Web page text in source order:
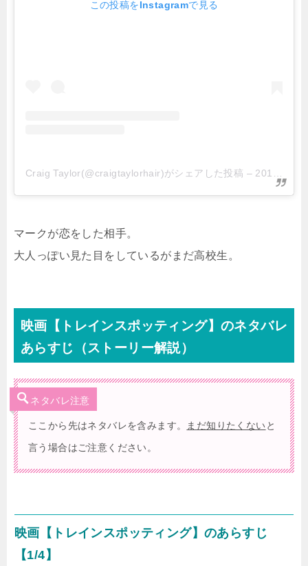
この投稿をInstagramで見る
Craig Taylor(@craigtaylorhair)がシェアした投稿 – 2018年 8月月23日午後1時54分PDT
マークが恋をした相手。
大人っぽい見た目をしているがまだ高校生。
映画【トレインスポッティング】のネタバレ
あらすじ（ストーリー解説）
ネタバレ注意
ここから先はネタバレを含みます。 まだ知りたくない と
言う場合はご注意ください。
映画【トレインスポッティング】のあらすじ
【1/4】